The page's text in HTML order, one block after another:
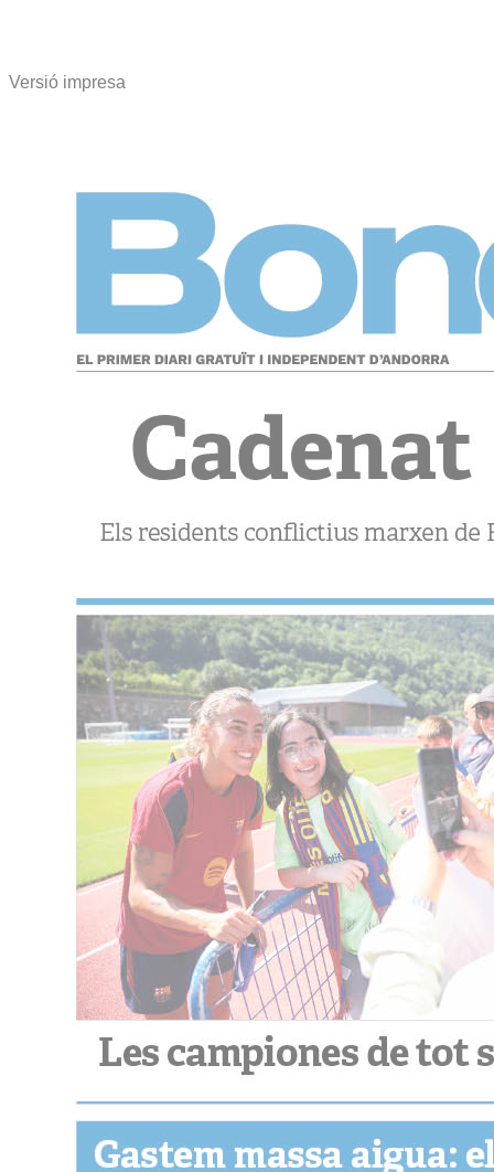
Versió impresa